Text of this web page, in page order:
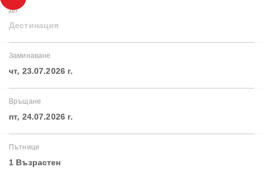
До
Дестинация
Заминаване
чт, 23.07.2026 г.
Връщане
пт, 24.07.2026 г.
Пътници
1 Възрастен